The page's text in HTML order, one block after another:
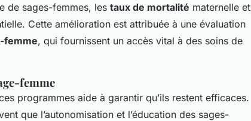
de sages-femmes, les taux de mortalité maternelle et
Cette amélioration est attribuée à une évaluation
femme, qui fournissent un accès vital à des soins de
femme
programmes aide à garantir qu’ils restent efficaces.
que l’autonomisation et l’éducation des sages-